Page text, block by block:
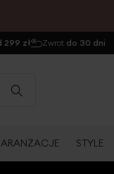
299 zł Zwrot do 30 dni
ARANŻACJE STYLE